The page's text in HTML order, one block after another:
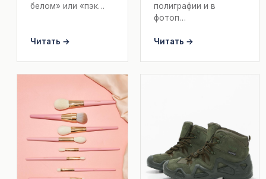
белом» или «пэк…
Читать →
полиграфии и в
фотоп…
Читать →